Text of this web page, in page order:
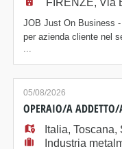
lavoro
Login
FIRENZE, Via
JOB Just On Business
per azienda cliente nel
un/a Consulente HSE
selezionata si occuperà
ricerca di soluzioni
clienti, supporto nella
all'ingegneria chimica e
...
05/08/2026
OPERAIO/A
Italia, Toscana,
Industria